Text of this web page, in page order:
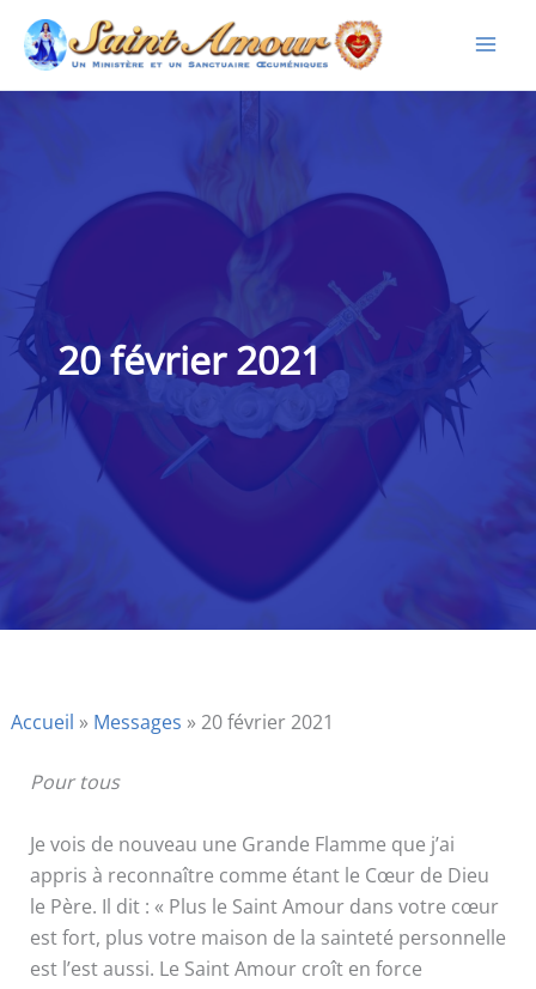
Aller
contenu
20 février 2021
Accueil » Messages »20 février 2021
Pour tous
Je vois de nouveau une Grande Flamme que j’ai
appris à reconnaître comme étant le Cœur de Dieu
le Père. Il dit : « Plus le Saint Amour dans votre cœur
est fort, plus votre maison de la sainteté personnelle
est l’est aussi. Le Saint Amour croît en force